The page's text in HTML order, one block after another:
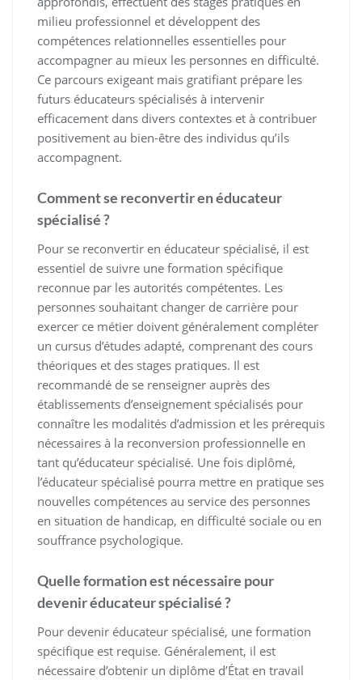
milieu professionnel et développent des
compétences relationnelles essentielles pour
accompagner au mieux les personnes en difficulté.
Ce parcours exigeant mais gratifiant prépare les
futurs éducateurs spécialisés à intervenir
efficacement dans divers contextes et à contribuer
positivement au bien-être des individus qu’ils
accompagnent.
Comment se reconvertir en éducateur
spécialisé ?
Pour se reconvertir en éducateur spécialisé, il est
essentiel de suivre une formation spécifique
reconnue par les autorités compétentes. Les
personnes souhaitant changer de carrière pour
exercer ce métier doivent généralement compléter
un cursus d’études adapté, comprenant des cours
théoriques et des stages pratiques. Il est
recommandé de se renseigner auprès des
établissements d’enseignement spécialisés pour
connaître les modalités d’admission et les prérequis
nécessaires à la reconversion professionnelle en
tant qu’éducateur spécialisé. Une fois diplômé,
l’éducateur spécialisé pourra mettre en pratique ses
nouvelles compétences au service des personnes
en situation de handicap, en difficulté sociale ou en
souffrance psychologique.
Quelle formation est nécessaire pour
devenir éducateur spécialisé ?
Pour devenir éducateur spécialisé, une formation
spécifique est requise. Généralement, il est
nécessaire d’obtenir un diplôme d’État en travail